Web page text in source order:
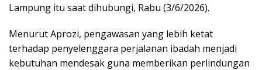
Lampung itu saat dihubungi, Rabu (3/6/2026).
Menurut Aprozi, pengawasan yang lebih ketat
terhadap penyelenggara perjalanan ibadah menjadi
kebutuhan mendesak guna memberikan perlindungan